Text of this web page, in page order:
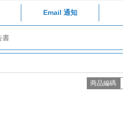
Email 通知
商品編碼